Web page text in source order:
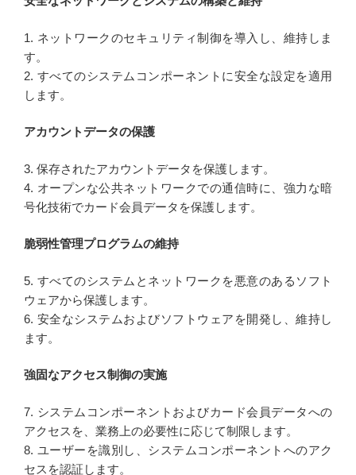
1. ネットワークのセキュリティ制御を導入し、維持しま
す。
2. すべてのシステムコンポーネントに安全な設定を適用
します。
アカウントデータの保護
3. 保存されたアカウントデータを保護します。
4. オープンな公共ネットワークでの通信時に、強力な暗
号化技術でカード会員データを保護します。
脆弱性管理プログラムの維持
5. すべてのシステムとネットワークを悪意のあるソフト
ウェアから保護します。
6. 安全なシステムおよびソフトウェアを開発し、維持し
ます。
強固なアクセス制御の実施
7. システムコンポーネントおよびカード会員データへの
アクセスを、業務上の必要性に応じて制限します。
8. ユーザーを識別し、システムコンポーネントへのアク
セスを認証します。